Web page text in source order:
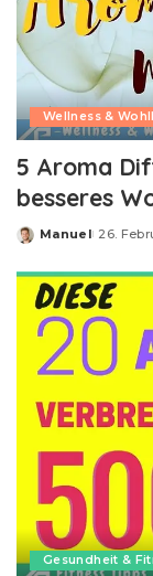
Wellness &
5 Aroma
besseres
Posted
Manuel 26.
Gesundheit &